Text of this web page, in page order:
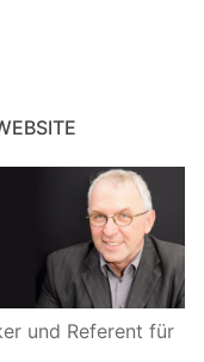
und Referent für